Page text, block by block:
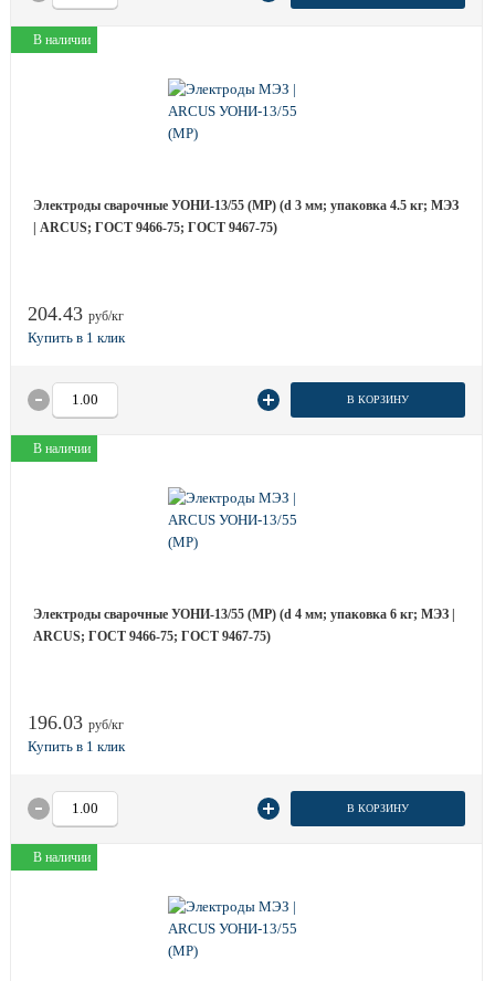
В наличии
Электроды сварочные УОНИ-13/55 (МР) (d 3 мм; упаковка 4.5 кг; МЭЗ
| ARCUS; ГОСТ 9466-75; ГОСТ 9467-75)
204.43 руб/кг
В КОРЗИНУ
В наличии
Электроды сварочные УОНИ-13/55 (МР) (d 4 мм; упаковка 6 кг; МЭЗ |
ARCUS; ГОСТ 9466-75; ГОСТ 9467-75)
196.03 руб/кг
В КОРЗИНУ
В наличии